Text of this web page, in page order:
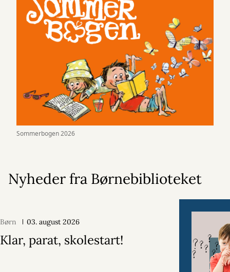
Sommerbogen 2026
Nyheder fra Børnebiblioteket
Børn 03. august 2026
Klar, parat, skolestart!